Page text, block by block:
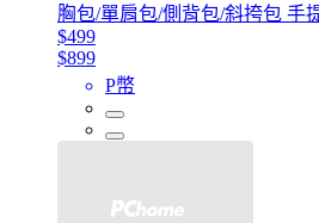
胸包/單肩包/側背包/斜挎包 手
$499
$899
P幣